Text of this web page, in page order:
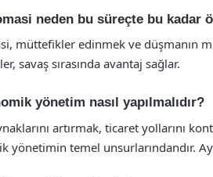
neden bu süreçte bu kadar
müttefikler edinmek ve düşmanın
savaş sırasında avantaj sağlar.
yönetim nasıl yapılmalıdır?
artırmak, ticaret yollarını
yönetimin temel unsurlarındandır.